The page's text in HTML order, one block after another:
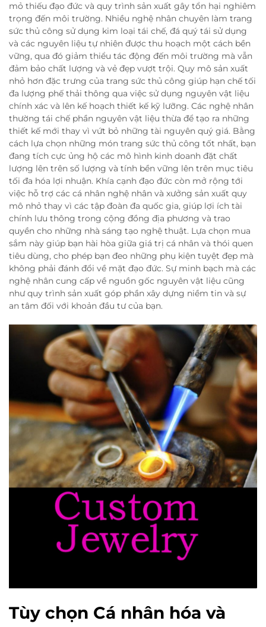
mỏ thiếu đạo đức và quy trình sản xuất gây tổn hại nghiêm
trọng đến môi trường. Nhiều nghệ nhân chuyên làm trang
sức thủ công sử dụng kim loại tái chế, đá quý tái sử dụng
và các nguyên liệu tự nhiên được thu hoạch một cách bền
vững, qua đó giảm thiểu tác động đến môi trường mà vẫn
đảm bảo chất lượng và vẻ đẹp vượt trội. Quy mô sản xuất
nhỏ hơn đặc trưng của trang sức thủ công giúp hạn chế tối
đa lượng phế thải thông qua việc sử dụng nguyên vật liệu
chính xác và lên kế hoạch thiết kế kỹ lưỡng. Các nghệ nhân
thường tái chế phần nguyên vật liệu thừa để tạo ra những
thiết kế mới thay vì vứt bỏ những tài nguyên quý giá. Bằng
cách lựa chọn những món trang sức thủ công tốt nhất, bạn
đang tích cực ủng hộ các mô hình kinh doanh đặt chất
lượng lên trên số lượng và tính bền vững lên trên mục tiêu
tối đa hóa lợi nhuận. Khía cạnh đạo đức còn mở rộng tới
việc hỗ trợ các cá nhân nghệ nhân và xưởng sản xuất quy
mô nhỏ thay vì các tập đoàn đa quốc gia, giúp lợi ích tài
chính lưu thông trong cộng đồng địa phương và trao
quyền cho những nhà sáng tạo nghệ thuật. Lựa chọn mua
sắm này giúp bạn hài hòa giữa giá trị cá nhân và thói quen
tiêu dùng, cho phép bạn đeo những phụ kiện tuyệt đẹp mà
không phải đánh đổi về mặt đạo đức. Sự minh bạch mà các
nghệ nhân cung cấp về nguồn gốc nguyên vật liệu cũng
như quy trình sản xuất góp phần xây dựng niềm tin và sự
an tâm đối với khoản đầu tư của bạn.
Tùy chọn Cá nhân hóa và